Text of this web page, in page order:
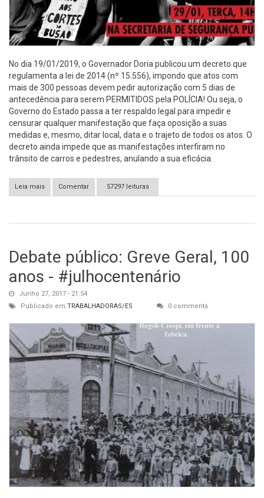
No dia 19/01/2019, o Governador Doria publicou um decreto que
regulamenta a lei de 2014 (nº 15.556), impondo que atos com
mais de 300 pessoas devem pedir autorização com 5 dias de
antecedência para serem PERMITIDOS pela POLÍCIA! Ou seja, o
Governo do Estado passa a ter respaldo legal para impedir e
censurar qualquer manifestação que faça oposição a suas
medidas e, mesmo, ditar local, data e o trajeto de todos os atos. O
decreto ainda impede que as manifestações interfiram no
trânsito de carros e pedestres, anulando a sua eficácia.
Leia mais sobre [São Paulo - SP] Ato Contra o Decreto DitaDoria
Comentar 57297 leituras
Debate público: Greve Geral, 100
anos - #julhocentenário
Junho 27, 2017 - 21:54
Publicado em:TRABALHADORAS/ES 0 comments